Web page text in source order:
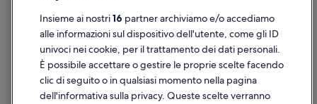
Supporto
Assistenza clienti
Contattaci
Come cancellare un volo
Insieme ai nostri16 partner archiviamo e/o accediamo
alle informazioni sul dispositivo dell'utente, come gli ID
univoci nei cookie, per il trattamento dei dati personali.
È possibile accettare o gestire le proprie scelte facendo
clic di seguito o in qualsiasi momento nella pagina
dell'informativa sulla privacy. Queste scelte verranno